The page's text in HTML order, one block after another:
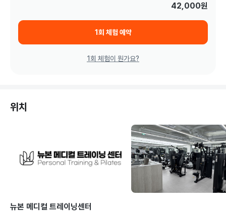
42,000원
1회 체험 예약
1회 체험이 뭔가요?
위치
뉴본 메디컬 트레이닝센터